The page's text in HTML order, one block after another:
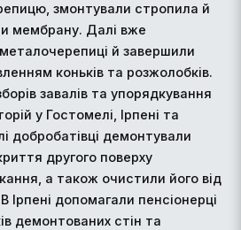
змонтували стропила й
мембрану. Далі вже
й завершили
коньків та розжолобків.
завалів та упорядкування
у Гостомелі, Ірпені та
добробатівці демонтували
другого поверху
а також очистили його від
Ірпені допомагали пенсіонерці
демонтованих стін та